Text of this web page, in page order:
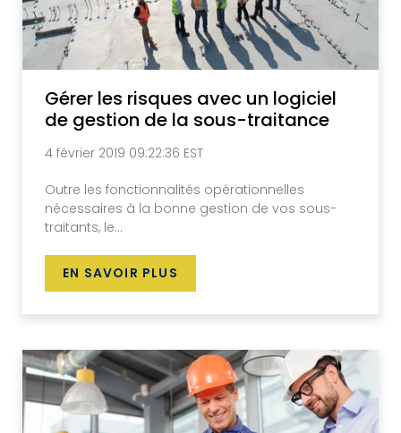
Gérer les risques avec un logiciel
de gestion de la sous-traitance
4 février 2019 09:22:36 EST
Outre les fonctionnalités opérationnelles
nécessaires à la bonne gestion de vos sous-
traitants, le...
EN SAVOIR PLUS